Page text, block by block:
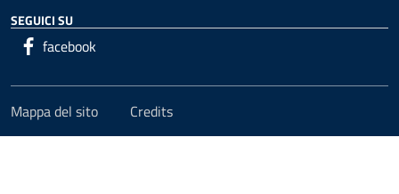
SEGUICI SU
facebook
Mappa del sito Credits